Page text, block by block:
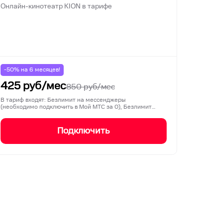
Онлайн-кинотеатр KION в тарифе
-50% на 6 месяцев!
425руб/мес850руб/мес
В тариф входят: Безлимит на мессенджеры
(необходимо подключить в Мой МТС за 0), Безлимит
Подключить